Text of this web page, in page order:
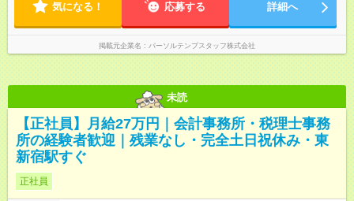
気になる！ 応募する 詳細へ
掲載元企業名 パーソルテンプスタッフ株式会社
未読
【正社員】月給27万円｜会計事務所・税理士事務
所の経験者歓迎｜残業なし・完全土日祝休み・東
新宿駅すぐ
正社員